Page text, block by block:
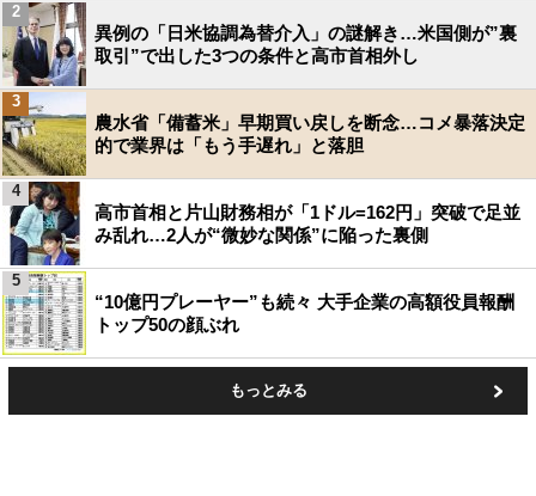
異例の「日米協調為替介入」の謎解き…米国側が”裏
取引”で出した3つの条件と高市首相外し
2
農水省「備蓄米」早期買い戻しを断念…コメ暴落決定
的で業界は「もう手遅れ」と落胆
3
高市首相と片山財務相が「1ドル=162円」突破で足並
み乱れ…2人が“微妙な関係”に陥った裏側
4
“10億円プレーヤー”も続々 大手企業の高額役員報酬
トップ50の顔ぶれ
5
もっとみる